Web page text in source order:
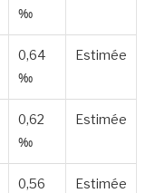
‰
0,64
‰
Estimée
0,62
‰
Estimée
0,56
Estimée